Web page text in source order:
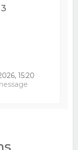
15:20